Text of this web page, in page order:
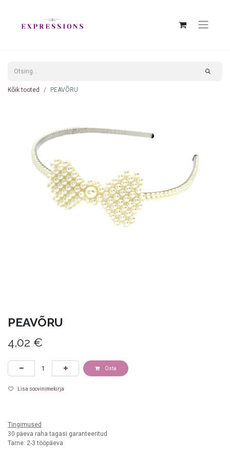
Kõik tooted PEAVÕRU
PEAVÕRU
4,02 €
Osta
Lisa soovinimekirja
Tingimused
30 päeva raha tagasi garanteeritud
Tarne: 2-3 tööpäeva